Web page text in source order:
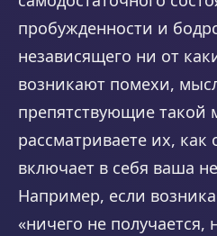
пробужденности и
независящего ни от
возникают помехи,
препятствующие такой
рассматриваете их,
включает в себя ваша
Например, если
«ничего не получается,